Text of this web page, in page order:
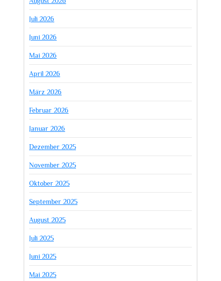
Juli 2026
Juni 2026
Mai 2026
April 2026
März 2026
Februar 2026
Januar 2026
Dezember 2025
November 2025
Oktober 2025
September 2025
August 2025
Juli 2025
Juni 2025
Mai 2025